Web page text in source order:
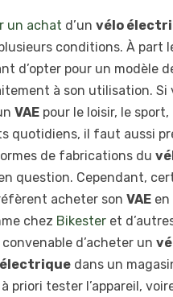
un achat d’un vélo
conditions. À part
d’opter pour un modèle
à son utilisation. Si
VAE pour le loisir, le sport,
quotidiens, il faut aussi
de fabrications du
question. Cependant,
acheter son VAE en
chez Bikester et
d’acheter un
dans un
priori tester l’appareil,